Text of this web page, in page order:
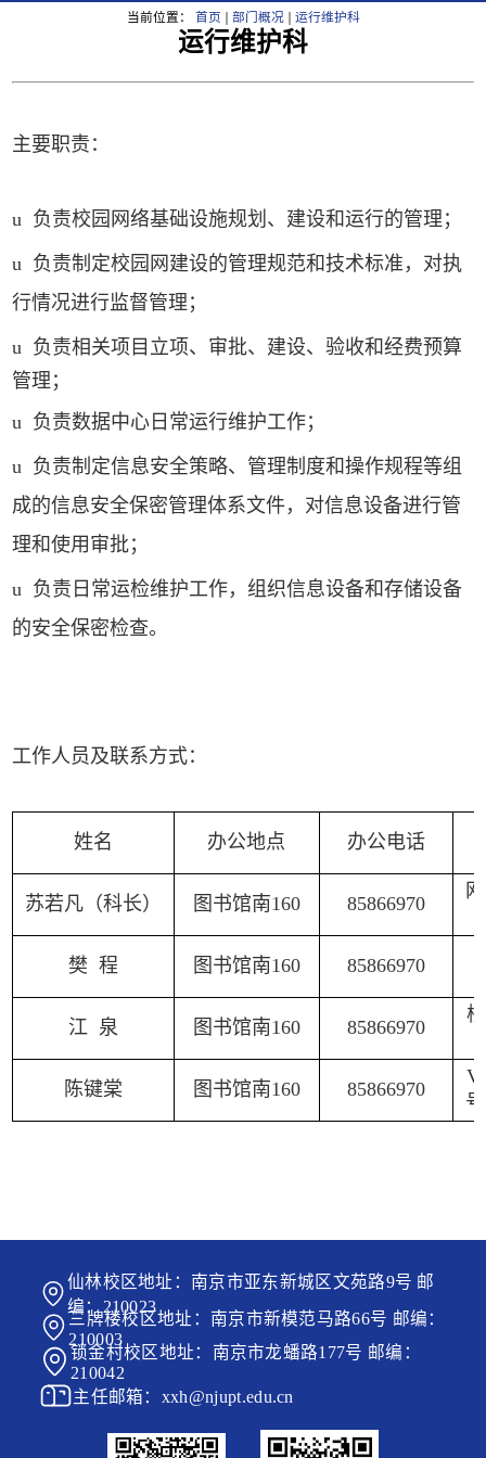
当前位置： 首页 部门概况 运行维护科
运行维护科
主要职责：
u 负责校园网络基础设施规划、建设和运行的管理；
u 负责制定校园网建设的管理规范和技术标准，对执
行情况进行监督管理；
u 负责相关项目立项、审批、建设、验收和经费预算
管理；
u 负责数据中心日常运行维护工作；
u 负责制定信息安全策略、管理制度和操作规程等组
成的信息安全保密管理体系文件，对信息设备进行管
理和使用审批；
u 负责日常运检维护工作，组织信息设备和存储设备
的安全保密检查。
工作人员及联系方式：
姓名 办公地点 办公电话
苏若凡（科长） 图书馆南160 85866970
樊 程 图书馆南160 85866970
江 泉 图书馆南160 85866970
陈键棠 图书馆南160 85866970
仙林校区地址：南京市亚东新城区文苑路9号 邮
编：210023
三牌楼校区地址：南京市新模范马路66号 邮编：
210003
锁金村校区地址：南京市龙蟠路177号 邮编：
210042
主任邮箱：xxh@njupt.edu.cn